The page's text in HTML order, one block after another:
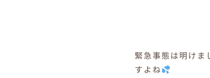
緊急事態は明けま
すよね